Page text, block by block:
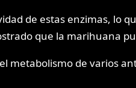
de estas enzimas, lo
que la marihuana
metabolismo de varios